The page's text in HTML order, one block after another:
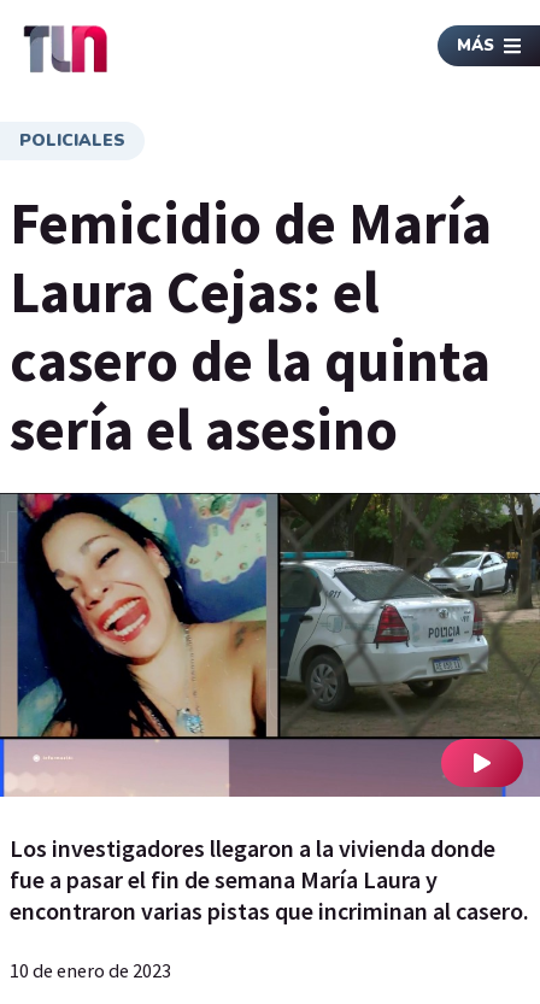
MÁS
POLICIALES
Femicidio de María
Laura Cejas: el
casero de la quinta
sería el asesino
Los investigadores llegaron a la vivienda donde
fue a pasar el fin de semana María Laura y
encontraron varias pistas que incriminan al casero.
10 de enero de 2023